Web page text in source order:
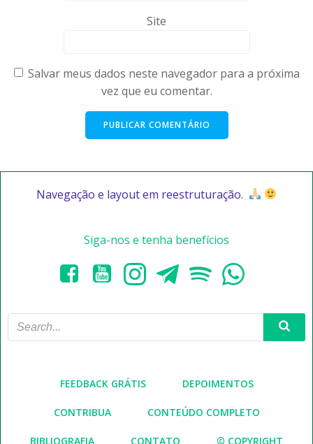
Site
Salvar meus dados neste navegador para a próxima
vez que eu comentar.
Navegação e layout em reestruturação.
Siga-nos e tenha benefícios
FEEDBACK GRÁTIS DEPOIMENTOS
CONTRIBUA CONTEÚDO COMPLETO
BIBLIOGRAFIA CONTATO © COPYRIGHT